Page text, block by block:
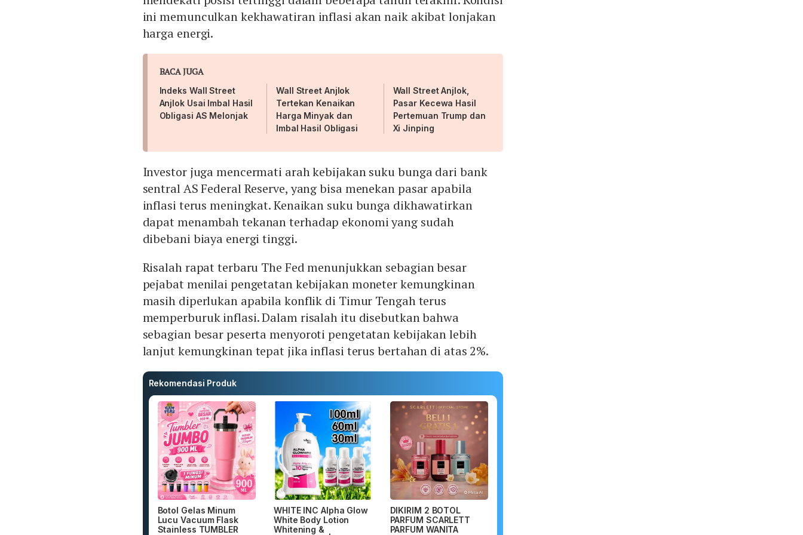
ini memunculkan kekhawatiran inflasi akan naik akibat lonjakan
harga energi.
BACA JUGA
Indeks Wall Street
Anjlok Usai Imbal Hasil
Obligasi AS Melonjak
Wall Street Anjlok
Tertekan Kenaikan
Harga Minyak dan
Imbal Hasil Obligasi
Wall Street Anjlok,
Pasar Kecewa Hasil
Pertemuan Trump dan
Xi Jinping
Investor juga mencermati arah kebijakan suku bunga dari bank
sentral AS Federal Reserve, yang bisa menekan pasar apabila
inflasi terus meningkat. Kenaikan suku bunga dikhawatirkan
dapat menambah tekanan terhadap ekonomi yang sudah
dibebani biaya energi tinggi.
Risalah rapat terbaru The Fed menunjukkan sebagian besar
pejabat menilai pengetatan kebijakan moneter kemungkinan
masih diperlukan apabila konflik di Timur Tengah terus
memperburuk inflasi. Dalam risalah itu disebutkan bahwa
sebagian besar peserta menyoroti pengetatan kebijakan lebih
lanjut kemungkinan tepat jika inflasi terus bertahan di atas 2%.
Rekomendasi Produk
Botol Gelas Minum
Lucu Vacuum Flask
Stainless TUMBLER
WHITE INC Alpha Glow
White Body Lotion
Whitening &
DIKIRIM 2 BOTOL
PARFUM SCARLETT
PARFUM WANITA